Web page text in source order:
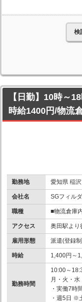
検
【日勤】10時～
時給1400円/物流
勤務地 愛知県 稲
会社名 SGフィル
職種 ■物流倉庫
アクセス 奥田駅より
雇用形態 派遣(登録
時給 1,400円～
勤務時間
10:00～
月・火・
・実働7
・週5日 ※